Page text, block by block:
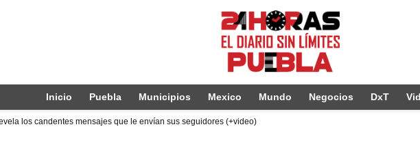
Inicio Puebla Municipios Mexico Mundo Negocios DxT
los candentes mensajes que le envían sus seguidores (+video)